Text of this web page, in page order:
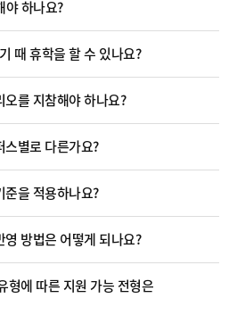
야 하나요?
때 휴학을 할 수 있나요?
를 지참해야 하나요?
별로 다른가요?
을 적용하나요?
방법은 어떻게 되나요?
형에 따른 지원 가능 전형은